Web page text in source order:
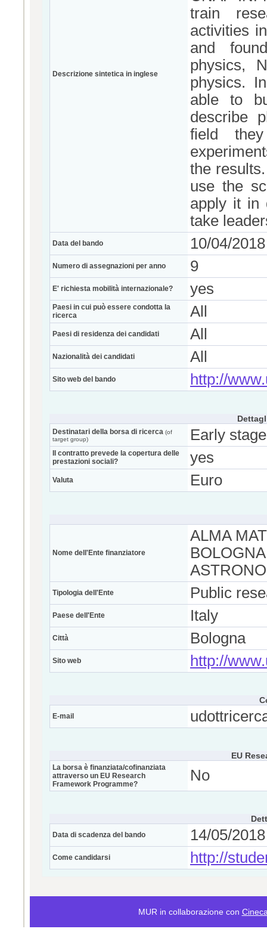
Descrizione sintetica in inglese
train
activities
and
physics,
physics.
able to
describe
field
the
use the
apply it in
take
Data del bando 10/04/2018
Numero di assegnazioni per anno 9
E' richiesta mobilità internazionale? yes
Paesi in cui può essere condotta la
ricerca
All
Paesi di residenza dei candidati All
Nazionalità dei candidati All
Sito web del bando http://
Destinatari della borsa di ricerca (of
target group)
Early
Il contratto prevede la copertura delle
prestazioni sociali?
yes
Valuta Euro
Nome dell'Ente finanziatore
ALMA
Tipologia dell'Ente Public
Paese dell'Ente Italy
Città Bologna
Sito web http://
E-mail
EU
La borsa è finanziata/cofinanziata
attraverso un EU Research
Framework Programme?
No
Data di scadenza del bando 14/05/
Come candidarsi http://
MUR in collaborazione con